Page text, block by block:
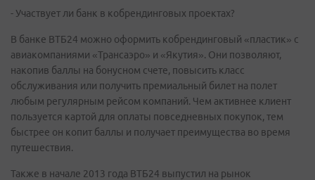
- Участвует ли банк в кобрендинговых проектах?
В банке ВТБ24 можно оформить кобрендинговый «пластик» с
авиакомпаниями «Трансаэро» и «Якутия». Они позволяют,
накопив баллы на бонусном счете, повысить класс
обслуживания или получить премиальный билет на полет
любым регулярным рейсом компаний. Чем активнее клиент
пользуется картой для оплаты повседневных покупок, тем
быстрее он копит баллы и получает преимущества во время
путешествия.
Также в начале 2013 года ВТБ24 выпустил на рынок